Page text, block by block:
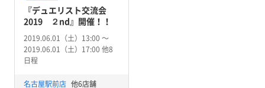
『デュエリスト交流会
2019 ２nd』開催！！
2019.06.01（土）13:00 〜
2019.06.01（土）17:00 他8
日程
名古屋駅前店 他6店舗